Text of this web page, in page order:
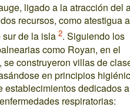
ligado a la atracción del
recursos, como atestigua
sur de la isla 2. Siguiendo los
como Royan, en el
construyeron villas de
en principios
establecimientos dedicados
respiratorias: